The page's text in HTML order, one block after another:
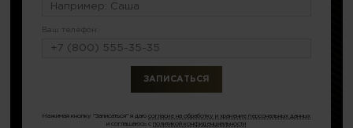
Ваш телефон:
Нажимая кнопку "Записаться" я даюсогласие на обработку и хранение персональных данных
и соглашаюсь сполитикой конфиденциальности